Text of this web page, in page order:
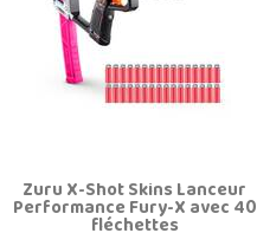
Zuru X-Shot Skins Lanceur
Performance Fury-X avec 40
fléchettes